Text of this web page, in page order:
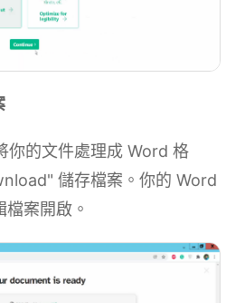
你的文件處理成 Word 格
儲存檔案。你的 Word
案開啟。